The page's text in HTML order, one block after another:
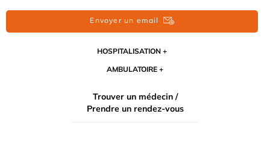
Envoyer un email
HOSPITALISATION
AMBULATOIRE
Trouver un médecin /
Prendre un rendez-vous